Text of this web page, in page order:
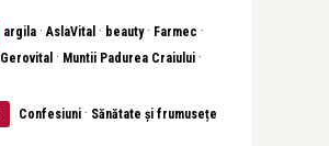
argila · AslaVital · beauty· Farmec ·
Gerovital · Muntii Padurea Craiului ·
Confesiuni · Sănătate și frumusețe